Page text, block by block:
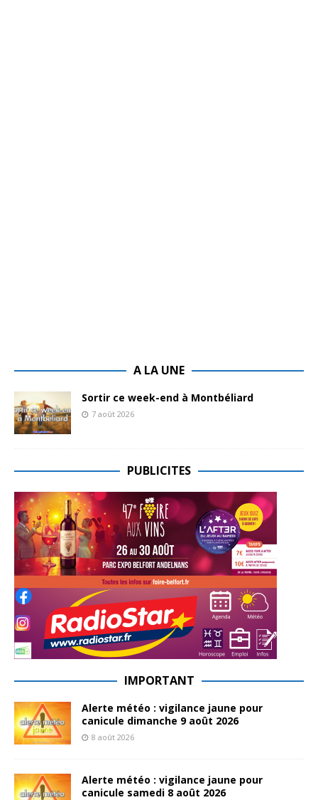
A LA UNE
Sortir ce week-end à Montbéliard
7 août 2026
PUBLICITES
IMPORTANT
Alerte météo : vigilance jaune pour
canicule dimanche 9 août 2026
8 août 2026
Alerte météo : vigilance jaune pour
canicule samedi 8 août 2026